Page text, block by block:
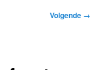
Volgende →